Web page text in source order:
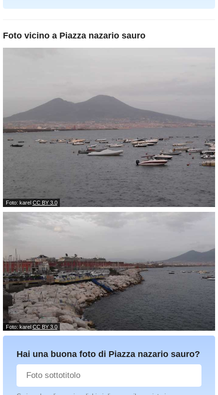
Foto vicino a Piazza nazario sauro
Foto: karel CC BY 3.0
Foto: karel CC BY 3.0
Hai una buona foto di Piazza nazario sauro?